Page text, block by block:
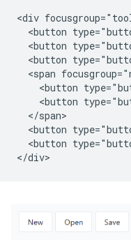
<div
<button
<button
<button
<span
<button
<button
  </span>
<button
<button